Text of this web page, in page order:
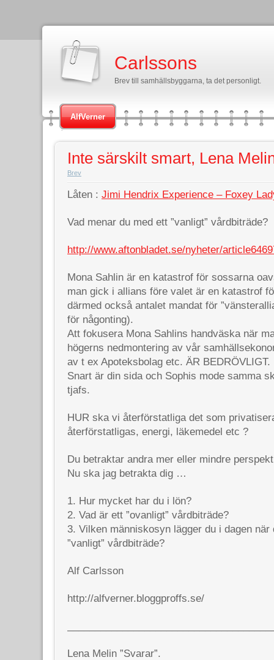
Carlssons
Brev till samhällsbyggarna, ta det personligt.
AlfVerner
Inte särskilt smart, Lena
Brev
Låten : Jimi Hendrix Experience – Foxey
Vad menar du med ett ”vanligt” vårdbiträde?
http://www.aftonbladet.se/nyheter/
Mona Sahlin är en katastrof för sossarna
man gick i allians före valet är en katastrof
därmed också antalet mandat för
för någonting).
Att fokusera Mona Sahlins handväska när
högerns nedmontering av vår
av t ex Apoteksbolag etc. ÄR BEDRÖVLIGT.
Snart är din sida och Sophis mode samma
tjafs.
HUR ska vi återförstatliga det som
återförstatligas, energi, läkemedel etc ?
Du betraktar andra mer eller mindre
Nu ska jag betrakta dig …
1. Hur mycket har du i lön?
2. Vad är ett ”ovanligt” vårdbiträde?
3. Vilken människosyn lägger du i dagen
”vanligt” vårdbiträde?
Alf Carlsson
http://alfverner.bloggproffs.se/
Lena Melin ”Svarar”.